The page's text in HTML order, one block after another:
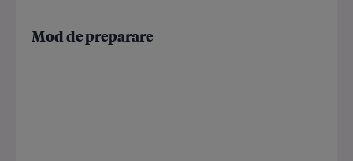
Mod de preparare